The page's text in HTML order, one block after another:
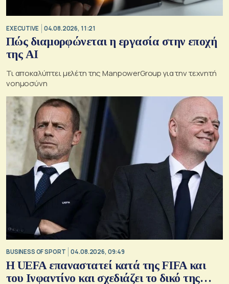
EXECUTIVE 04.08.2026, 11:21
Πώς διαμορφώνεται η εργασία στην εποχή
της AI
Τι αποκαλύπτει μελέτη της ManpowerGroup για την τεχνητή
νοημοσύνη
BUSINESS OF SPORT 04.08.2026, 09:49
Η UEFA επαναστατεί κατά της FIFA και
του Ινφαντίνο και σχεδιάζει το δικό της…